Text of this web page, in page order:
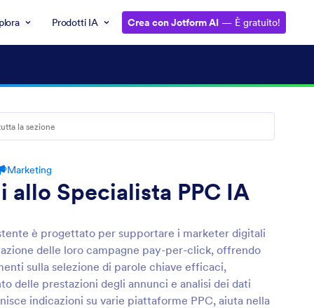
Prodotti IA Crea con Jotform AI — È gratuito!
Marketing
allo Specialista PPC IA
è progettato per supportare i marketer digitali
delle loro campagne pay-per-click, offrendo
sulla selezione di parole chiave efficaci,
delle prestazioni degli annunci e analisi dei dati
indicazioni su varie piattaforme PPC, aiuta nella